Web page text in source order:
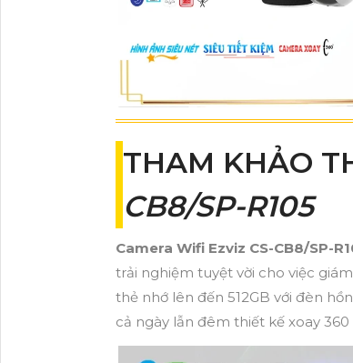
THAM KHẢO
CB8/SP-R105
Camera Wifi Ezviz CS-CB8/SP-
trải nghiệm tuyệt vời cho việc
thẻ nhớ lên đến 512GB với đèn
cả ngày lẫn đêm thiết kế xoay